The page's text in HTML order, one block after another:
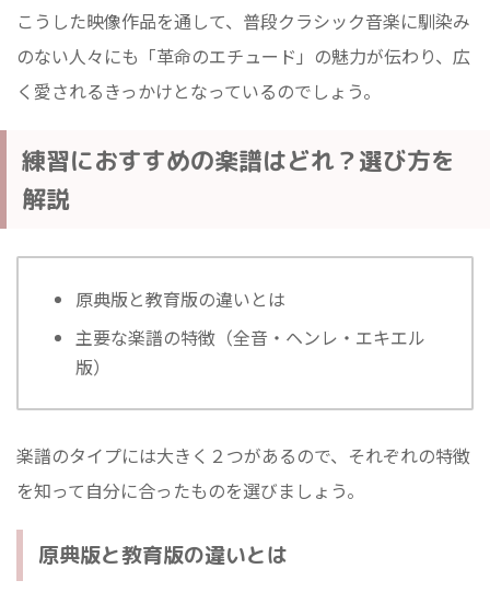
こうした映像作品を通して、普段クラシック音楽に馴染み
のない人々にも「革命のエチュード」の魅力が伝わり、広
く愛されるきっかけとなっているのでしょう。
練習におすすめの楽譜はどれ？選び方を
解説
原典版と教育版の違いとは
主要な楽譜の特徴（全音・ヘンレ・エキエル
版）
楽譜のタイプには大きく２つがあるので、それぞれの特徴
を知って自分に合ったものを選びましょう。
原典版と教育版の違いとは